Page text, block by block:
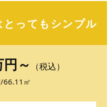
とってもシンプル
～ （税込）
66.11㎡